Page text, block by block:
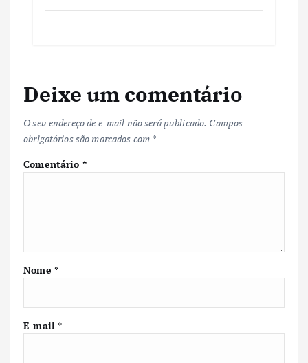
Deixe um comentário
O seu endereço de e-mail não será publicado. Campos
obrigatórios são marcados com *
Comentário *
Nome *
E-mail*